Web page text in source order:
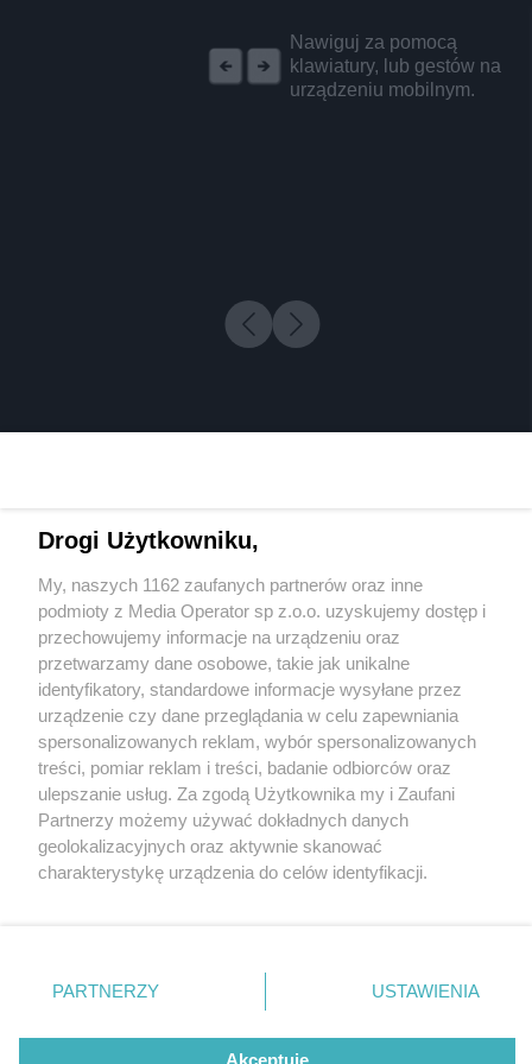
Nawiguj za pomocą
klawiatury, lub gestów na
urządzeniu mobilnym.
4 / 0
Wydawca mediów lokalnych
Nie zapomnij
zapoznać się z:
polityką prywatności regulamin korzystania z portali
Twojemiasto
Piekary Śląskie
Chorzów
Tarnowskie Góry
Gliwice
Skontakuj sięz nami
Kontakt
Wydawca
Redakcja
Drogi Użytkowniku,
My, naszych 1162 zaufanych partnerów oraz inne
podmioty z Media Operator sp z.o.o. uzyskujemy dostęp i
przechowujemy informacje na urządzeniu oraz
przetwarzamy dane osobowe, takie jak unikalne
identyfikatory, standardowe informacje wysyłane przez
urządzenie czy dane przeglądania w celu zapewniania
spersonalizowanych reklam, wybór spersonalizowanych
treści, pomiar reklam i treści, badanie odbiorców oraz
ulepszanie usług. Za zgodą Użytkownika my i Zaufani
Partnerzy możemy używać dokładnych danych
geolokalizacyjnych oraz aktywnie skanować
charakterystykę urządzenia do celów identyfikacji.
zmienić/wycofać klikając przycisk ustawień prywatności
znajdujący się w lewym dolnym rogu strony
rodzaje przetwarzania danych nie wymagają zgody
użytkownika, ale masz prawo sprzeciwić się takiemu
PARTNERZY USTAWIENIA
Akceptuję